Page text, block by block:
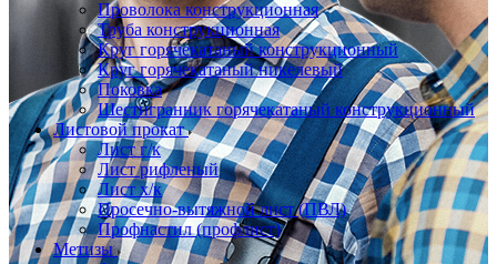
Проволока конструкционная
Труба конструкционная
Круг горячекатаный конструкционный
Круг горячекатаный никелевый
Поковка
Шестигранник горячекатаный конструкционный
Листовой прокат
Лист г/к
Лист рифленый
Лист х/к
Просечно-вытяжной лист (ПВЛ)
Профнастил (профлист)
Метизы